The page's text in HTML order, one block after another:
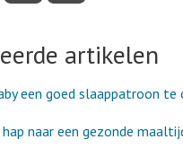
mail
artikelen
een goed slaappatroon te
naar een gezonde